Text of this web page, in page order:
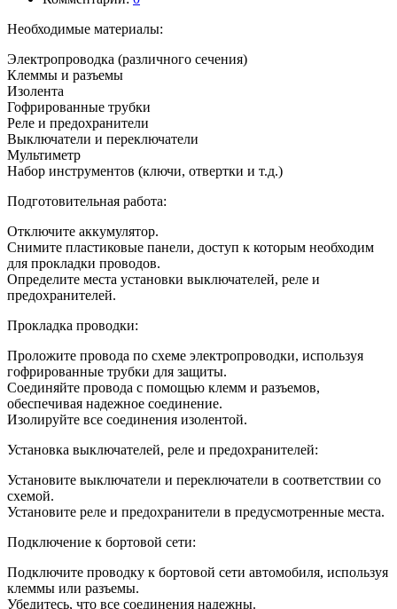
Необходимые материалы:
Электропроводка (различного сечения)
Клеммы и разъемы
Изолента
Гофрированные трубки
Реле и предохранители
Выключатели и переключатели
Мультиметр
Набор инструментов (ключи, отвертки и т.д.)
Подготовительная работа:
Отключите аккумулятор.
Снимите пластиковые панели, доступ к которым необходим
для прокладки проводов.
Определите места установки выключателей, реле и
предохранителей.
Прокладка проводки:
Проложите провода по схеме электропроводки, используя
гофрированные трубки для защиты.
Соединяйте провода с помощью клемм и разъемов,
обеспечивая надежное соединение.
Изолируйте все соединения изолентой.
Установка выключателей, реле и предохранителей:
Установите выключатели и переключатели в соответствии со
схемой.
Установите реле и предохранители в предусмотренные места.
Подключение к бортовой сети:
Подключите проводку к бортовой сети автомобиля, используя
клеммы или разъемы.
Убедитесь, что все соединения надежны.